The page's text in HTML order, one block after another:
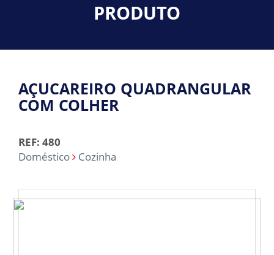
PRODUTO
AÇUCAREIRO QUADRANGULAR
COM COLHER
REF: 480
Doméstico
Cozinha